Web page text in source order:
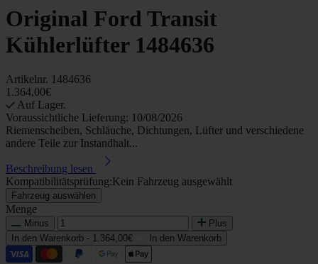
Original Ford Transit
Kühlerlüfter 1484636
Artikelnr. 1484636
1.364,00€
Auf Lager.
Voraussichtliche Lieferung: 10/08/2026
Riemenscheiben, Schläuche, Dichtungen, Lüfter und verschiedene
andere Teile zur Instandhalt...
Beschreibung lesen
Kompatibilitätsprüfung:Kein Fahrzeug ausgewählt
Fahrzeug auswählen
Menge
Minus
Plus
In den Warenkorb - 1.364,00€ In den Warenkorb